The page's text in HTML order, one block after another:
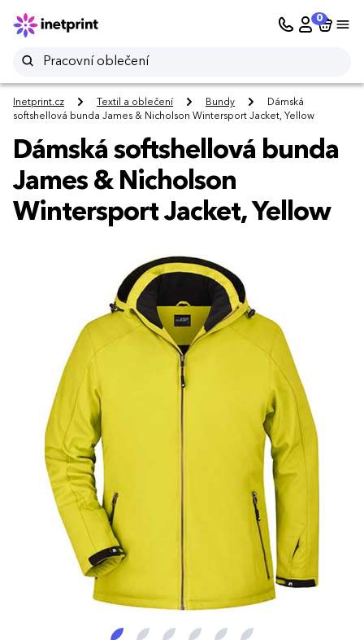
0
Inetprint.cz Textil a oblečení Bundy
Dámská
softshellová bunda James & Nicholson Wintersport Jacket, Yellow
Dámská softshellová bunda
James & Nicholson
Wintersport Jacket, Yellow